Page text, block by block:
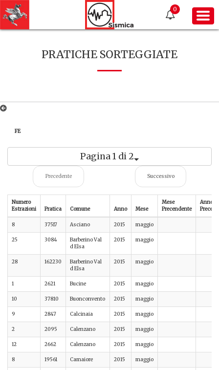
0
PRATICHE SORTEGGIATE
FE
Pagina 1 di 2
Precedente Successivo
Numero
Estrazioni
Pratica Comune Anno Mese
Mese
Precendente
Anno
8 37517 Asciano 2015 maggio
25 3084
Barberino Val
d Elsa
2015 maggio
28 162230
Barberino Val
d Elsa
2015 maggio
1 2621 Bucine 2015 maggio
10 37810 Buonconvento 2015 maggio
9 2847 Calcinaia 2015 maggio
2 2095 Calenzano 2015 maggio
12 2662 Calenzano 2015 maggio
8 19561 Camaiore 2015 maggio